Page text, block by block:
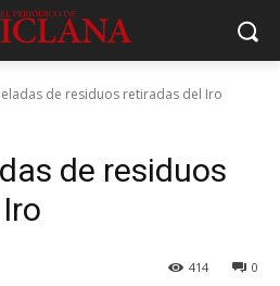
de residuos retiradas del Iro
de residuos
0
414